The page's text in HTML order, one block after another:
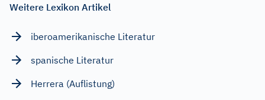
Weitere Lexikon Artikel
iberoamerikanische Literatur
spanische Literatur
Herrera (Auflistung)